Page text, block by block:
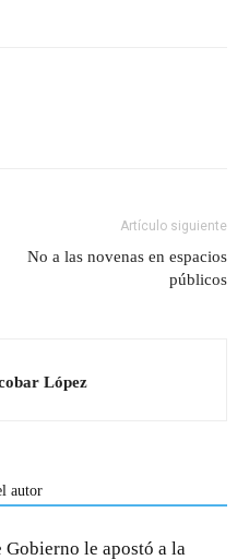
Artículo siguiente
No a las novenas en espacios
públicos
López
autor
Gobierno le apostó a la